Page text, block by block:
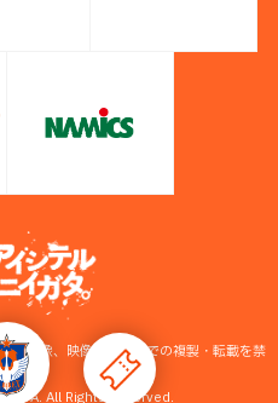
る画像、映像等の無断での複製・転載を禁
す。
All Rights Reserved.